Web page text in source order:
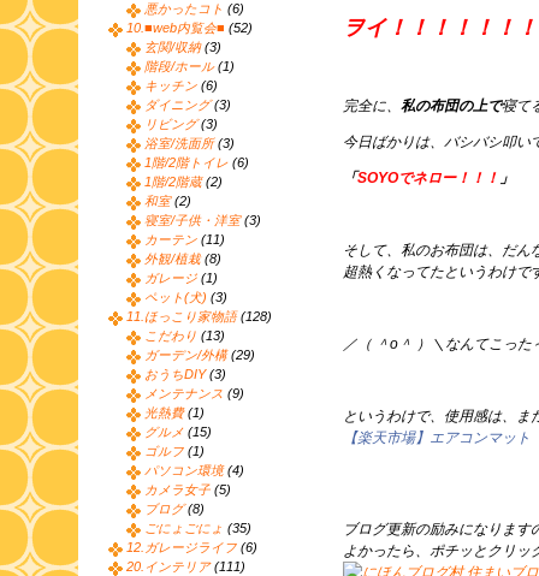
ヲイ！！！！！！
完全に、 私の布団の上で寝て
今日ばかりは、バシバシ叩い
「SOYOでネロー！！！ 」
そして、私のお布団は、だん
超熱くなってたというわけで
／（ ＾o＾ ）＼なんてこった
というわけで、使用感は、ま
【楽天市場】エアコンマッ
ブログ更新の励みになります
よかったら、ポチッとクリッ
悪かったコト (6)
10.■web内覧会■ (52)
玄関/収納(3)
階段/ホール(1)
キッチン (6)
ダイニング(3)
リビング(3)
浴室/洗面所(3)
1階/2階トイレ (6)
1階/2階蔵(2)
和室(2)
寝室/子供・洋室(3)
カーテン (11)
外観/植栽(8)
ガレージ (1)
ペット(犬) (3)
11.ほっこり家物語(128)
こだわり (13)
ガーデン/外構(29)
おうちDIY(3)
メンテナンス (9)
光熱費(1)
グルメ (15)
ゴルフ (1)
パソコン環境(4)
カメラ女子 (5)
ブログ(8)
ごにょごにょ (35)
12.ガレージライフ (6)
20.インテリア(111)